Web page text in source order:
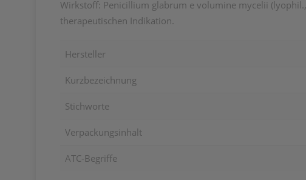
Wirkstoff: Penicillium glabrum e volumine mycelii
therapeutischen Indikation.
Hersteller
Kurzbezeichnung
Stichworte
Verpackungsinhalt
ATC-Begriffe